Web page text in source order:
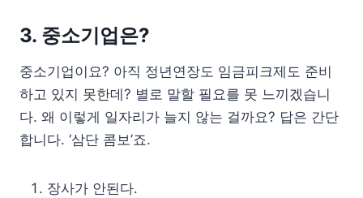
3. 중소기업은?
중소기업이요? 아직 정년연장도 임금피크제도 준비
하고 있지 못한데? 별로 말할 필요를 못 느끼겠습니
다. 왜 이렇게 일자리가 늘지 않는 걸까요? 답은 간단
합니다. ‘삼단 콤보’죠.
장사가 안된다.